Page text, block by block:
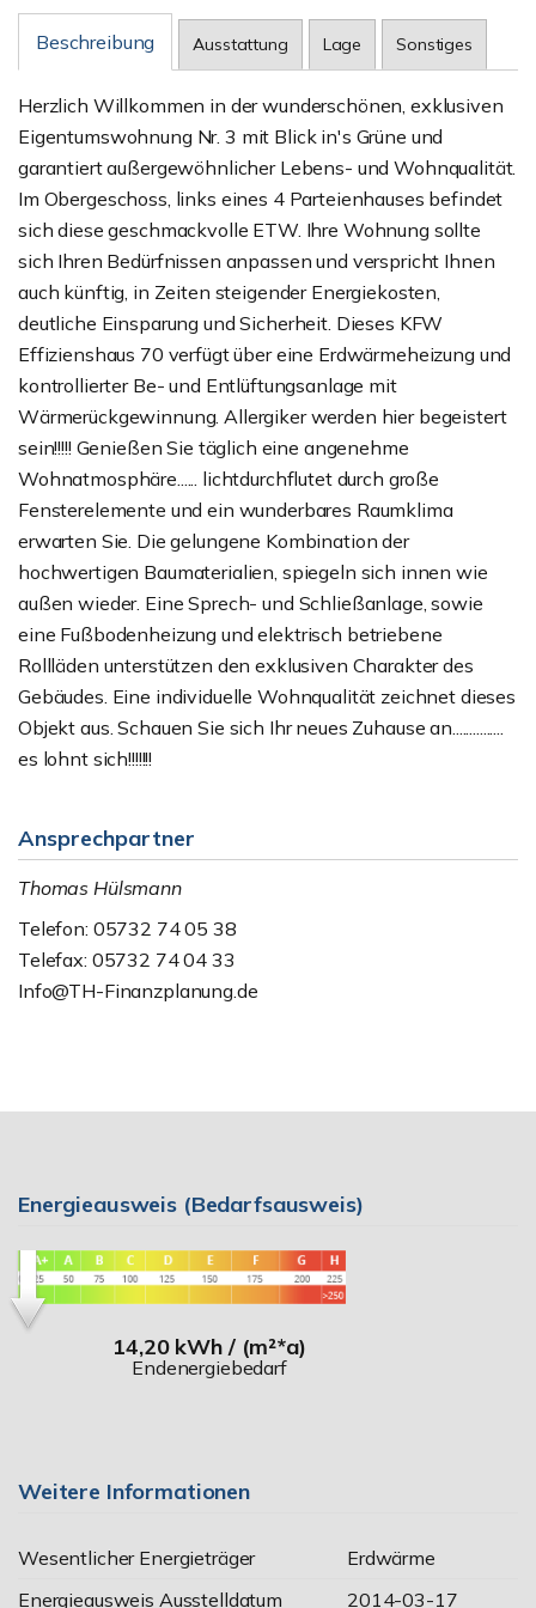
Beschreibung Ausstattung Lage Sonstiges
Herzlich Willkommen in der wunderschönen, exklusiven
Eigentumswohnung Nr. 3 mit Blick in's Grüne und
garantiert außergewöhnlicher Lebens- und Wohnqualität.
Im Obergeschoss, links eines 4 Parteienhauses befindet
sich diese geschmackvolle ETW. Ihre Wohnung sollte
sich Ihren Bedürfnissen anpassen und verspricht Ihnen
auch künftig, in Zeiten steigender Energiekosten,
deutliche Einsparung und Sicherheit. Dieses KFW
Effizienshaus 70 verfügt über eine Erdwärmeheizung und
kontrollierter Be- und Entlüftungsanlage mit
Wärmerückgewinnung. Allergiker werden hier begeistert
sein!!!!! Genießen Sie täglich eine angenehme
Wohnatmosphäre...... lichtdurchflutet durch große
Fensterelemente und ein wunderbares Raumklima
erwarten Sie. Die gelungene Kombination der
hochwertigen Baumaterialien, spiegeln sich innen wie
außen wieder. Eine Sprech- und Schließanlage, sowie
eine Fußbodenheizung und elektrisch betriebene
Rollläden unterstützen den exklusiven Charakter des
Gebäudes. Eine individuelle Wohnqualität zeichnet dieses
Objekt aus. Schauen Sie sich Ihr neues Zuhause an...............
es lohnt sich!!!!!!!
Ansprechpartner
Thomas Hülsmann
Telefon: 05732 74 05 38
Telefax: 05732 74 04 33
Info@TH-Finanzplanung.de
Energieausweis (Bedarfsausweis)
14,20 kWh / (m²*a)
Endenergiebedarf
Weitere Informationen
Wesentlicher Energieträger
Erdwärme
Energieausweis Ausstelldatum
2014-03-17